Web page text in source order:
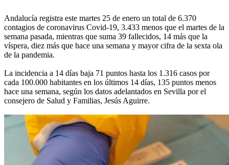
Andalucía registra este martes 25 de enero un total de 6.370
contagios de coronavirus Covid-19, 3.433 menos que el martes de la
semana pasada, mientras que suma 39 fallecidos, 14 más que la
víspera, diez más que hace una semana y mayor cifra de la sexta ola
de la pandemia.
La incidencia a 14 días baja 71 puntos hasta los 1.316 casos por
cada 100.000 habitantes en los últimos 14 días, 135 puntos menos
hace una semana, según los datos adelantados en Sevilla por el
consejero de Salud y Familias, Jesús Aguirre.